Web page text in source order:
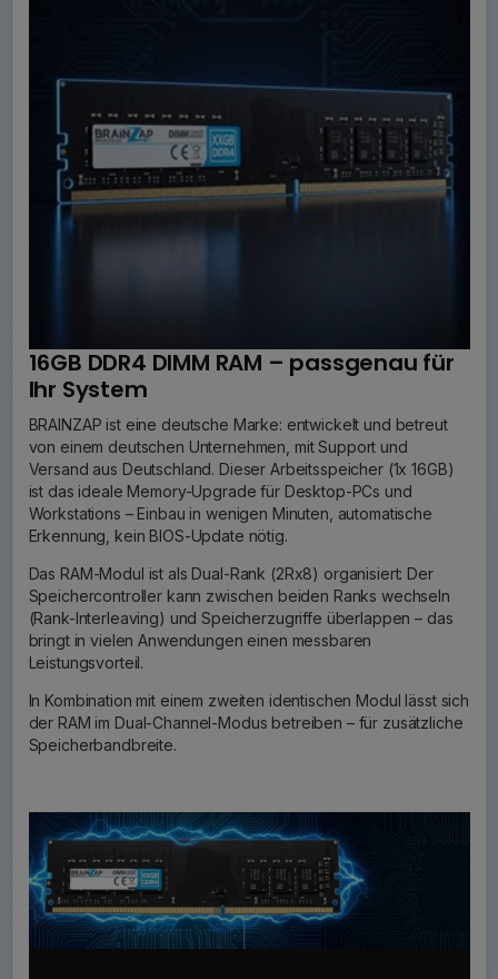
16GB DDR4 DIMM RAM – passgenau für
Ihr System
BRAINZAP ist eine deutsche Marke: entwickelt und betreut
von einem deutschen Unternehmen, mit Support und
Versand aus Deutschland. Dieser Arbeitsspeicher (1x 16GB)
ist das ideale Memory-Upgrade für Desktop-PCs und
Workstations – Einbau in wenigen Minuten, automatische
Erkennung, kein BIOS-Update nötig.
Das RAM-Modul ist als Dual-Rank (2Rx8) organisiert: Der
Speichercontroller kann zwischen beiden Ranks wechseln
(Rank-Interleaving) und Speicherzugriffe überlappen – das
bringt in vielen Anwendungen einen messbaren
Leistungsvorteil.
In Kombination mit einem zweiten identischen Modul lässt sich
der RAM im Dual-Channel-Modus betreiben – für zusätzliche
Speicherbandbreite.